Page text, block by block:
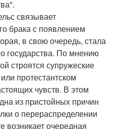
связывает
брака с появлением
в свою очередь, стала
государства. По мнению
строятся супружеские
протестантском
чувств. В этом
из пристойных причин
о перераспределении
возникает очередная